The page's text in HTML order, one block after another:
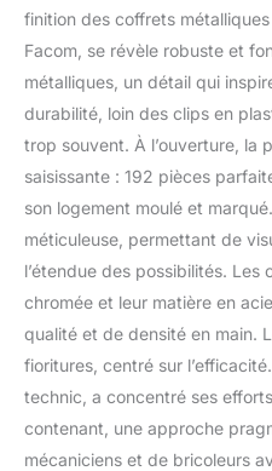
4
T
-
finition des coffrets
Facom, se révèle robuste et
métalliques, un détail qui
durabilité, loin des clips en
trop souvent. À l’ouverture, la
saisissante : 192 pièces
son logement moulé et
méticuleuse, permettant de
l’étendue des possibilités. Les
chromée et leur matière en
qualité et de densité en main.
fioritures, centré sur
technic, a concentré ses
contenant, une approche
mécaniciens et de bricoleurs